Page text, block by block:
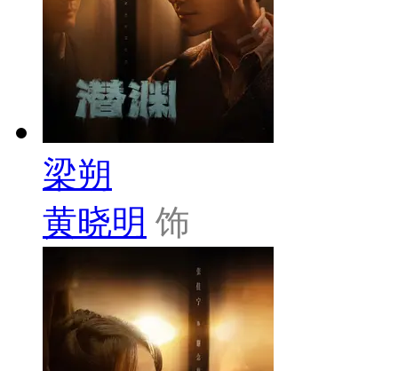
梁朔
黄晓明 饰